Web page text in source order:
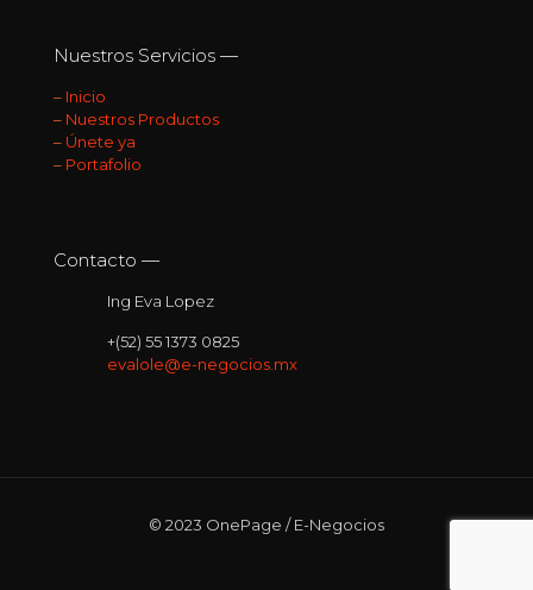
Nuestros Servicios —
– Inicio
– Nuestros Productos
– Únete ya
– Portafolio
Contacto —
Ing Eva Lopez
+(52) 55 1373 0825
evalole@e-negocios.mx
© 2023 OnePage / E-Negocios